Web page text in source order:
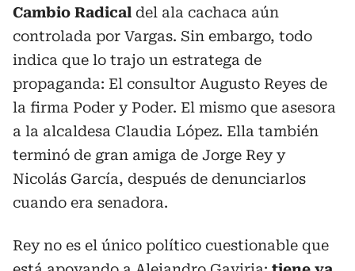
Cambio Radical del ala cachaca aún
controlada por Vargas. Sin embargo, todo
indica que lo trajo un estratega de
propaganda: El consultor Augusto Reyes de
la firma Poder y Poder. El mismo que asesora
a la alcaldesa Claudia López. Ella también
terminó de gran amiga de Jorge Rey y
Nicolás García, después de denunciarlos
cuando era senadora.
Rey no es el único político cuestionable que